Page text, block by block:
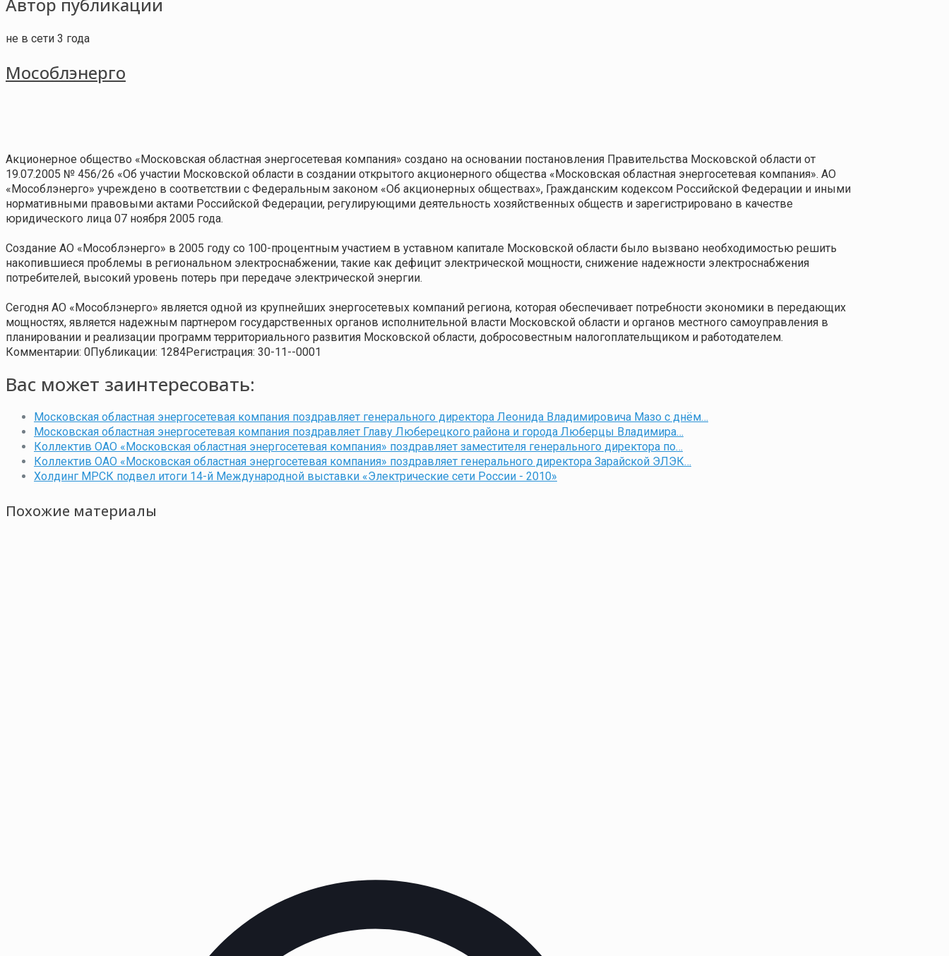
не в сети 3 года
Мособлэнерго
Акционерное общество «Московская областная энергосетевая компания» создано на основании постановления Правительства Московской области от
19.07.2005 № 456/26 «Об участии Московской области в создании открытого акционерного общества «Московская областная энергосетевая компания». АО
«Мособлэнерго» учреждено в соответствии с Федеральным законом «Об акционерных обществах», Гражданским кодексом Российской Федерации и иными
нормативными правовыми актами Российской Федерации, регулирующими деятельность хозяйственных обществ и зарегистрировано в качестве
юридического лица 07 ноября 2005 года.
Создание АО «Мособлэнерго» в 2005 году со 100-процентным участием в уставном капитале Московской области было вызвано необходимостью решить
накопившиеся проблемы в региональном электроснабжении, такие как дефицит электрической мощности, снижение надежности электроснабжения
потребителей, высокий уровень потерь при передаче электрической энергии.
Сегодня АО «Мособлэнерго» является одной из крупнейших энергосетевых компаний региона, которая обеспечивает потребности экономики в передающих
мощностях, является надежным партнером государственных органов исполнительной власти Московской области и органов местного самоуправления в
планировании и реализации программ территориального развития Московской области, добросовестным налогоплательщиком и работодателем.
Комментарии: 0Публикации: 1284Регистрация: 30-11--0001
Вас может заинтересовать:
Московская областная энергосетевая компания поздравляет генерального директора Леонида Владимировича Мазо с днём…
Московская областная энергосетевая компания поздравляет Главу Люберецкого района и города Люберцы Владимира…
Коллектив ОАО «Московская областная энергосетевая компания» поздравляет заместителя генерального директора по…
Коллектив ОАО «Московская областная энергосетевая компания» поздравляет генерального директора Зарайской ЭЛЭК…
Холдинг МРСК подвел итоги 14-й Международной выставки «Электрические сети России - 2010»
Похожие материалы